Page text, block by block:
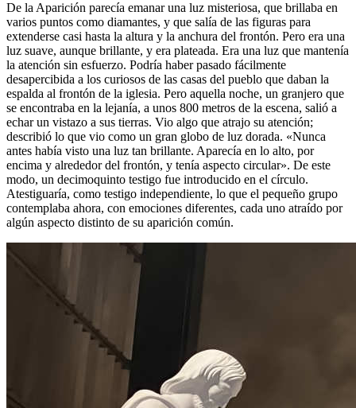
De la Aparición parecía emanar una luz misteriosa, que brillaba en
varios puntos como diamantes, y que salía de las figuras para
extenderse casi hasta la altura y la anchura del frontón. Pero era una
luz suave, aunque brillante, y era plateada. Era una luz que mantenía
la atención sin esfuerzo. Podría haber pasado fácilmente
desapercibida a los curiosos de las casas del pueblo que daban la
espalda al frontón de la iglesia. Pero aquella noche, un granjero que
se encontraba en la lejanía, a unos 800 metros de la escena, salió a
echar un vistazo a sus tierras. Vio algo que atrajo su atención;
describió lo que vio como un gran globo de luz dorada. «Nunca
antes había visto una luz tan brillante. Aparecía en lo alto, por
encima y alrededor del frontón, y tenía aspecto circular». De este
modo, un decimoquinto testigo fue introducido en el círculo.
Atestiguaría, como testigo independiente, lo que el pequeño grupo
contemplaba ahora, con emociones diferentes, cada uno atraído por
algún aspecto distinto de su aparición común.